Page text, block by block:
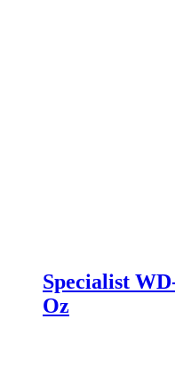
Specialist
Oz